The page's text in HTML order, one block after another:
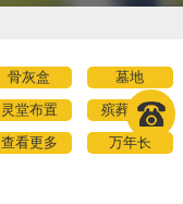
骨灰盒 墓地
灵堂布置 殡葬用品
查看更多 万年长